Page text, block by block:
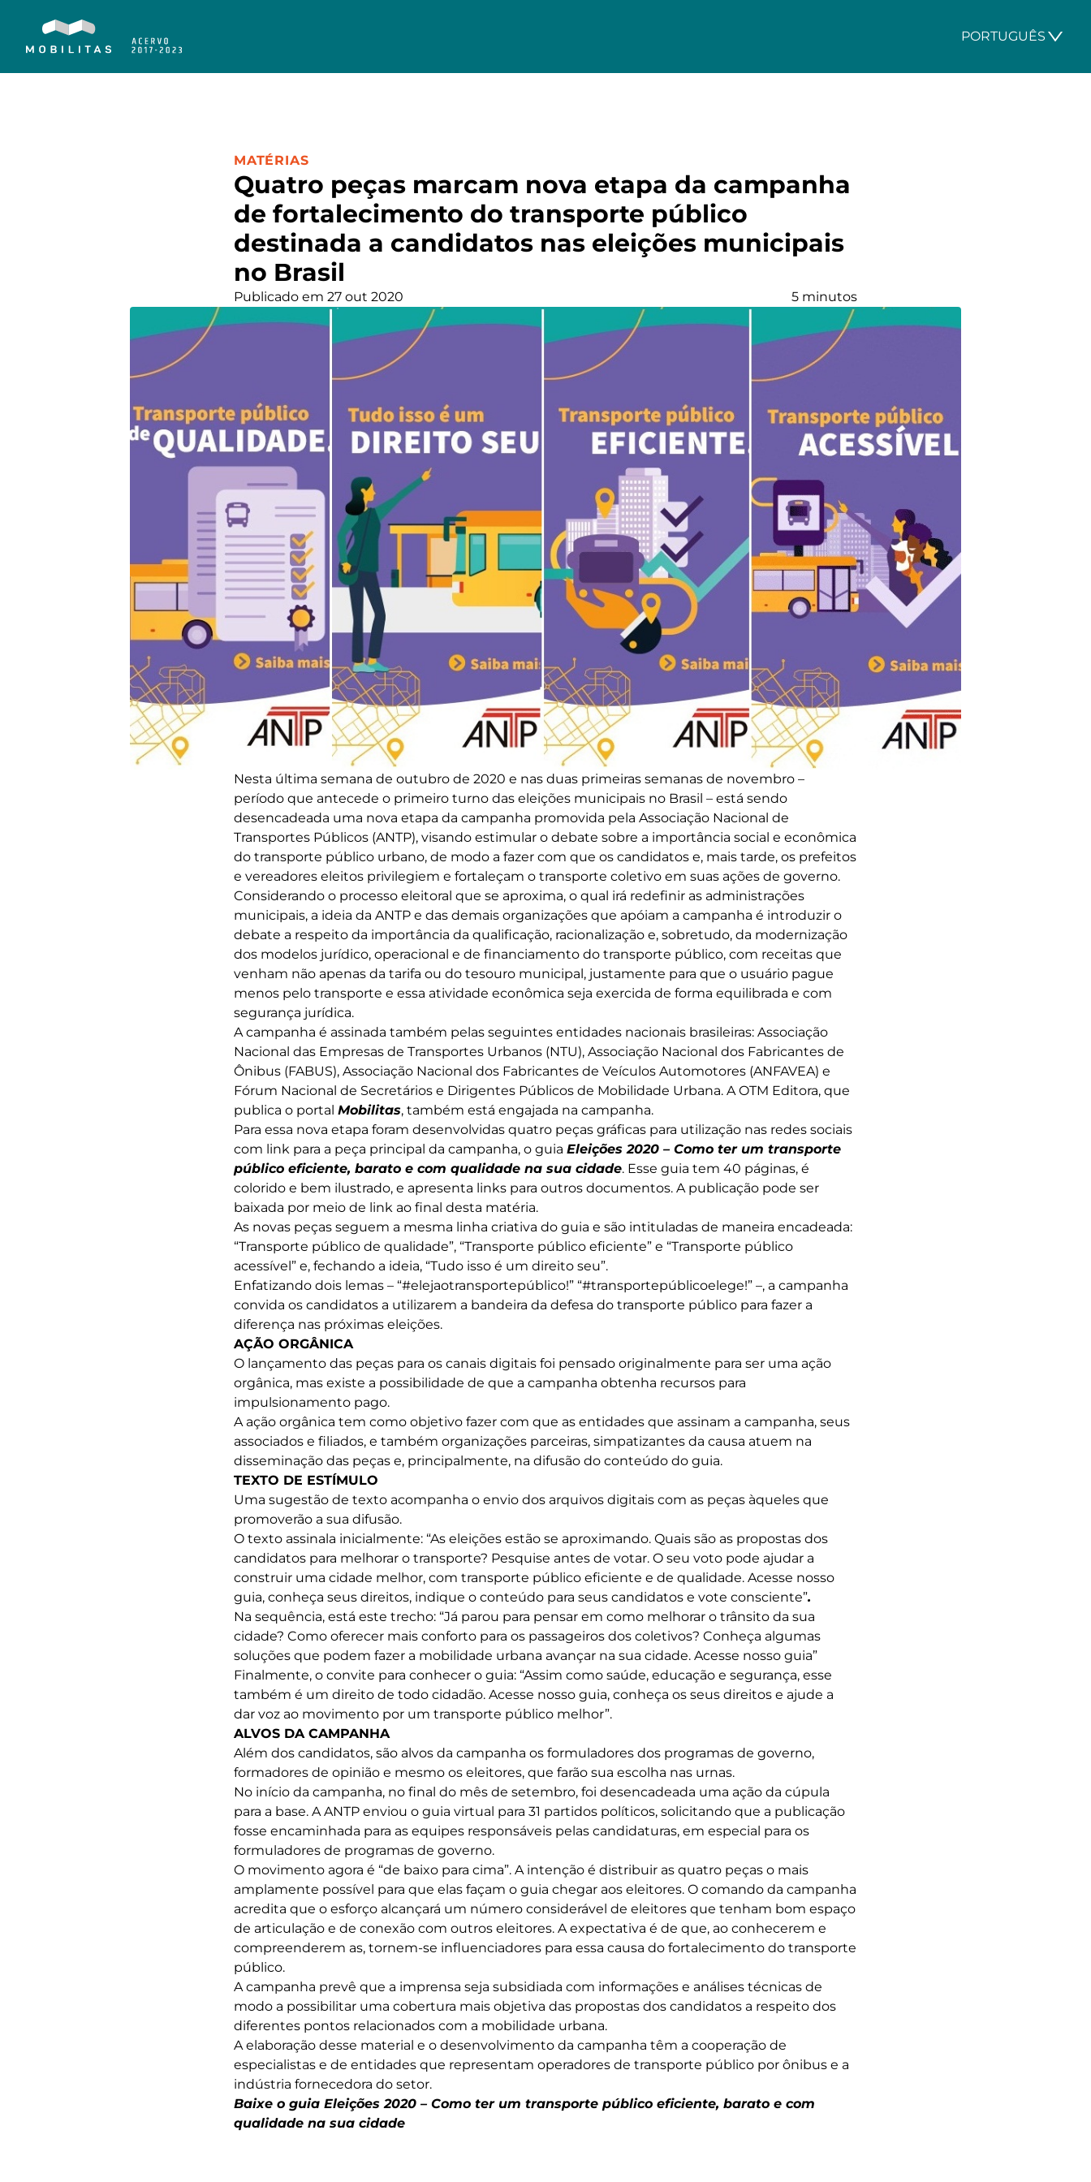
PORTUGUÊS
Quatro peças marcam nova etapa da campanha
de fortalecimento do transporte público
destinada a candidatos nas eleições municipais
no Brasil
CATEGORIA:
MATÉRIAS
Publicado em 27 out 2020 5 minutos
Nesta última semana de outubro de 2020 e nas duas primeiras semanas de novembro –
período que antecede o primeiro turno das eleições municipais no Brasil – está sendo
desencadeada uma nova etapa da campanha promovida pela Associação Nacional de
Transportes Públicos (ANTP), visando estimular o debate sobre a importância social e econômica
do transporte público urbano, de modo a fazer com que os candidatos e, mais tarde, os prefeitos
e vereadores eleitos privilegiem e fortaleçam o transporte coletivo em suas ações de governo.
Considerando o processo eleitoral que se aproxima, o qual irá redefinir as administrações
municipais, a ideia da ANTP e das demais organizações que apóiam a campanha é introduzir o
debate a respeito da importância da qualificação, racionalização e, sobretudo, da modernização
dos modelos jurídico, operacional e de financiamento do transporte público, com receitas que
venham não apenas da tarifa ou do tesouro municipal, justamente para que o usuário pague
menos pelo transporte e essa atividade econômica seja exercida de forma equilibrada e com
segurança jurídica.
A campanha é assinada também pelas seguintes entidades nacionais brasileiras: Associação
Nacional das Empresas de Transportes Urbanos (NTU), Associação Nacional dos Fabricantes de
Ônibus (FABUS), Associação Nacional dos Fabricantes de Veículos Automotores (ANFAVEA) e
Fórum Nacional de Secretários e Dirigentes Públicos de Mobilidade Urbana. A OTM Editora, que
publica o portal Mobilitas, também está engajada na campanha.
Para essa nova etapa foram desenvolvidas quatro peças gráficas para utilização nas redes sociais
com link para a peça principal da campanha, o guia Eleições 2020 – Como ter um transporte
público eficiente, barato e com qualidade na sua cidade. Esse guia tem 40 páginas, é
colorido e bem ilustrado, e apresenta links para outros documentos. A publicação pode ser
baixada por meio de link ao final desta matéria.
As novas peças seguem a mesma linha criativa do guia e são intituladas de maneira encadeada:
“Transporte público de qualidade”, “Transporte público eficiente” e “Transporte público
acessível” e, fechando a ideia, “Tudo isso é um direito seu”.
Enfatizando dois lemas – “#elejaotransportepúblico!” “#transportepúblicoelege!” –, a campanha
convida os candidatos a utilizarem a bandeira da defesa do transporte público para fazer a
diferença nas próximas eleições.
AÇÃO ORGÂNICA
O lançamento das peças para os canais digitais foi pensado originalmente para ser uma ação
orgânica, mas existe a possibilidade de que a campanha obtenha recursos para
impulsionamento pago.
A ação orgânica tem como objetivo fazer com que as entidades que assinam a campanha, seus
associados e filiados, e também organizações parceiras, simpatizantes da causa atuem na
disseminação das peças e, principalmente, na difusão do conteúdo do guia.
TEXTO DE ESTÍMULO
Uma sugestão de texto acompanha o envio dos arquivos digitais com as peças àqueles que
promoverão a sua difusão.
O texto assinala inicialmente: “As eleições estão se aproximando. Quais são as propostas dos
candidatos para melhorar o transporte? Pesquise antes de votar. O seu voto pode ajudar a
construir uma cidade melhor, com transporte público eficiente e de qualidade. Acesse nosso
guia, conheça seus direitos, indique o conteúdo para seus candidatos e vote consciente”.
Na sequência, está este trecho: “Já parou para pensar em como melhorar o trânsito da sua
cidade? Como oferecer mais conforto para os passageiros dos coletivos? Conheça algumas
soluções que podem fazer a mobilidade urbana avançar na sua cidade. Acesse nosso guia”
Finalmente, o convite para conhecer o guia: “Assim como saúde, educação e segurança, esse
também é um direito de todo cidadão. Acesse nosso guia, conheça os seus direitos e ajude a
dar voz ao movimento por um transporte público melhor”.
ALVOS DA CAMPANHA
Além dos candidatos, são alvos da campanha os formuladores dos programas de governo,
formadores de opinião e mesmo os eleitores, que farão sua escolha nas urnas.
No início da campanha, no final do mês de setembro, foi desencadeada uma ação da cúpula
para a base. A ANTP enviou o guia virtual para 31 partidos políticos, solicitando que a publicação
fosse encaminhada para as equipes responsáveis pelas candidaturas, em especial para os
formuladores de programas de governo.
O movimento agora é “de baixo para cima”. A intenção é distribuir as quatro peças o mais
amplamente possível para que elas façam o guia chegar aos eleitores. O comando da campanha
acredita que o esforço alcançará um número considerável de eleitores que tenham bom espaço
de articulação e de conexão com outros eleitores. A expectativa é de que, ao conhecerem e
compreenderem as, tornem-se influenciadores para essa causa do fortalecimento do transporte
público.
A campanha prevê que a imprensa seja subsidiada com informações e análises técnicas de
modo a possibilitar uma cobertura mais objetiva das propostas dos candidatos a respeito dos
diferentes pontos relacionados com a mobilidade urbana.
A elaboração desse material e o desenvolvimento da campanha têm a cooperação de
especialistas e de entidades que representam operadores de transporte público por ônibus e a
indústria fornecedora do setor.
Baixe o guia Eleições 2020 – Como ter um transporte público eficiente, barato e com
qualidade na sua cidade